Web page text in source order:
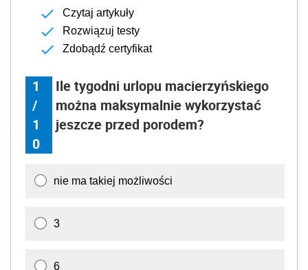
Czytaj artykuły
Rozwiązuj testy
Zdobądź certyfikat
1
/
1
0
Ile tygodni urlopu macierzyńskiego
można maksymalnie wykorzystać
jeszcze przed porodem?
nie ma takiej możliwości
3
6